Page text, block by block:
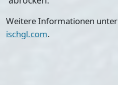
Weitere Informationen unter
ischgl.com.